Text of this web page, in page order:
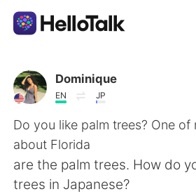
Aplikasi Pertukaran Bahasa
AI Grammar Checker
Indonesia
Dominique
EN JP
Do you like palm trees? One
about Florida
are the palm trees. How do
trees in Japanese?